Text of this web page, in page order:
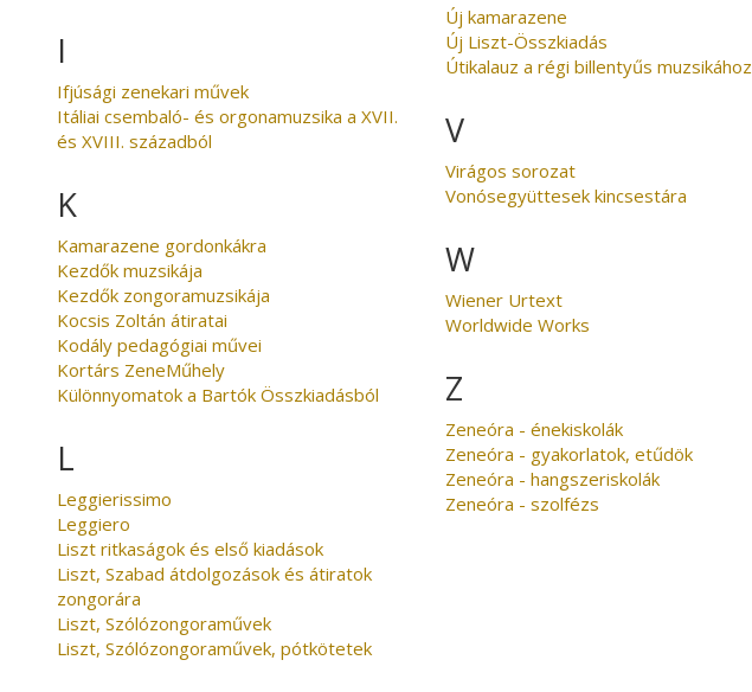
I
Ifjúsági zenekari művek
Itáliai csembaló- és orgonamuzsika a XVII.
és XVIII. századból
K
Kamarazene gordonkákra
Kezdők muzsikája
Kezdők zongoramuzsikája
Kocsis Zoltán átiratai
Kodály pedagógiai művei
Kortárs ZeneMűhely
Különnyomatok a Bartók Összkiadásból
L
Leggierissimo
Leggiero
Liszt ritkaságok és első kiadások
Liszt, Szabad átdolgozások és átiratok
zongorára
Liszt, Szólózongoraművek
Liszt, Szólózongoraművek, pótkötetek
Új kamarazene
Új Liszt-Összkiadás
Útikalauz a régi billentyűs muzsikához
V
Virágos sorozat
Vonósegyüttesek kincsestára
W
Wiener Urtext
Worldwide Works
Z
Zeneóra - énekiskolák
Zeneóra - gyakorlatok, etűdök
Zeneóra - hangszeriskolák
Zeneóra - szolfézs